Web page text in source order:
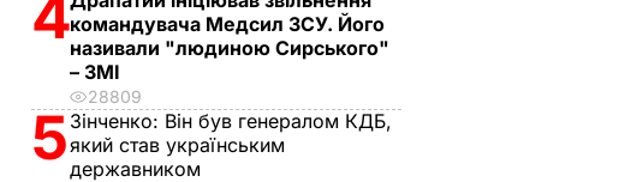
4командувача Медсил ЗСУ. Його
називали "людиною Сирського"
– ЗМІ
28809
5 Зінченко: Він був генералом КДБ,
який став українським
державником